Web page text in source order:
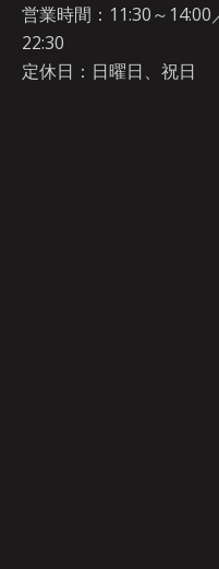
営業時間：11:30～14:00
22:30
定休日：日曜日、祝日